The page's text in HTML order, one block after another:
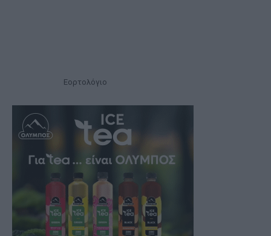
Εορτολόγιο